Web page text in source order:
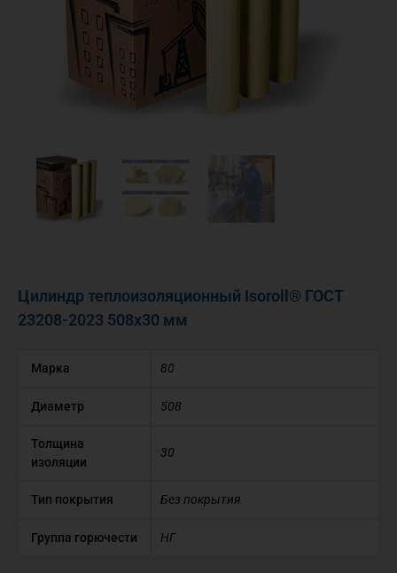
Цилиндр теплоизоляционный Isoroll® ГОСТ
23208-2023 508х30 мм
Марка 80
Диаметр 508
Толщина
изоляции
30
Тип покрытия Без покрытия
Группа горючести НГ